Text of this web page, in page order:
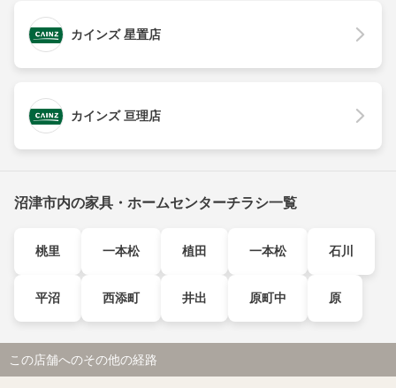
カインズ 星置店
カインズ 亘理店
沼津市内の家具・ホームセンターチラシ一覧
桃里 一本松 植田 一本松 石川
平沼 西添町 井出 原町中 原
この店舗へのその他の経路